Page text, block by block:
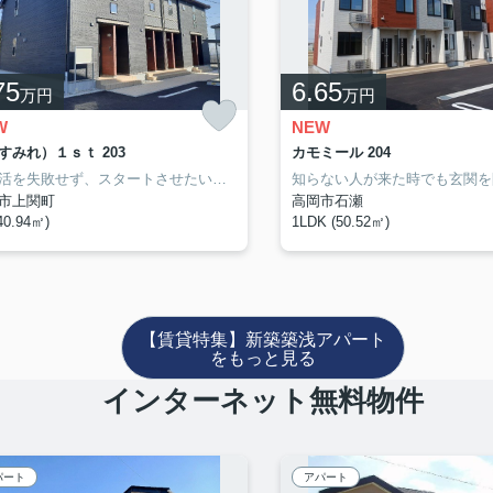
万円
みれ）１ｓｔ 203
上関町
㎡)
6.65万円
NEW
カモミール 204
高岡市石瀬
1LDK (50.52㎡)
【賃貸特集】新築築浅アパート
をもっと見る
インターネット無料物件
ート アパート